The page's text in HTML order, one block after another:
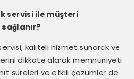
servisi ile müşteri
kaliteli hizmet sunarak ve
dikkate alarak memnuniyeti
süreleri ve etkili çözümler de